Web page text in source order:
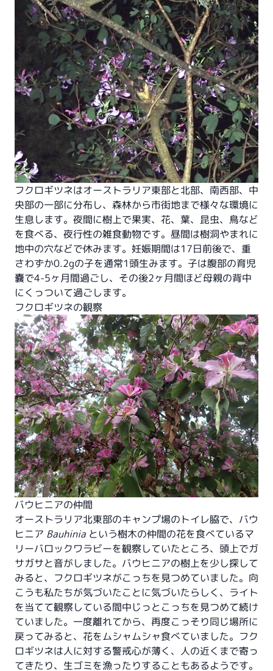
フクロギツネはオーストラリア東部と北部、南西部、中
央部の一部に分布し、森林から市街地まで様々な環境に
生息します。夜間に樹上で果実、花、葉、昆虫、鳥など
を食べる、夜行性の雑食動物です。昼間は樹洞やまれに
地中の穴などで休みます。妊娠期間は17日前後で、重
さわずか0.2gの子を通常1頭生みます。子は腹部の育児
嚢で4-5ヶ月間過ごし、その後2ヶ月間ほど母親の背中
にくっついて過ごします。
フクロギツネの観察
バウヒニアの仲間
オーストラリア北東部のキャンプ場のトイレ脇で、バウ
ヒニア Bauhinia という樹木の仲間の花を食べているマ
リーバロックワラビーを観察していたところ、頭上でガ
サガサと音がしました。バウヒニアの樹上を少し探して
みると、フクロギツネがこっちを見つめていました。向
こうも私たちが気づいたことに気づいたらしく、ライト
を当てて観察している間中じっとこっちを見つめて続け
ていました。一度離れてから、再度こっそり同じ場所に
戻ってみると、花をムシャムシャ食べていました。フク
ロギツネは人に対する警戒心が薄く、人の近くまで寄っ
てきたり、生ゴミを漁ったりすることもあるようです。